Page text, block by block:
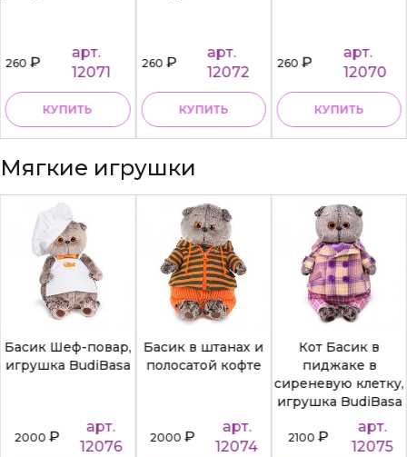
260₽
арт.
12071
КУПИТЬ
260₽
арт.
12072
КУПИТЬ
260₽
арт.
12070
КУПИТЬ
Мягкие игрушки
Басик Шеф-повар,
игрушка BudiBasa
2000₽
арт.
12076
Басик в штанах и
полосатой кофте
2000₽
арт.
12074
Кот Басик в
пиджаке в
сиреневую клетку,
игрушка BudiBasa
2100₽
арт.
12075